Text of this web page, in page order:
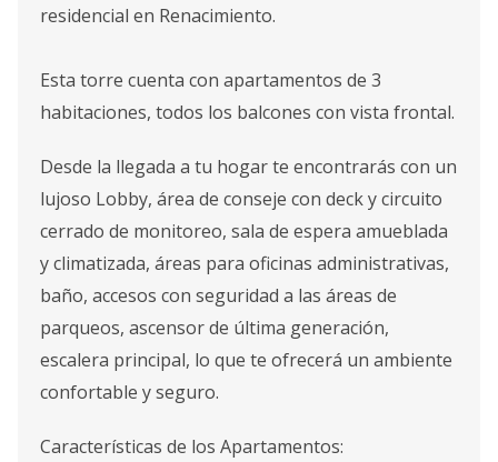
residencial en Renacimiento.
Esta torre cuenta con apartamentos de 3
habitaciones, todos los balcones con vista frontal.
Desde la llegada a tu hogar te encontrarás con un
lujoso Lobby, área de conseje con deck y circuito
cerrado de monitoreo, sala de espera amueblada
y climatizada, áreas para oficinas administrativas,
baño, accesos con seguridad a las áreas de
parqueos, ascensor de última generación,
escalera principal, lo que te ofrecerá un ambiente
confortable y seguro.
Características de los Apartamentos: